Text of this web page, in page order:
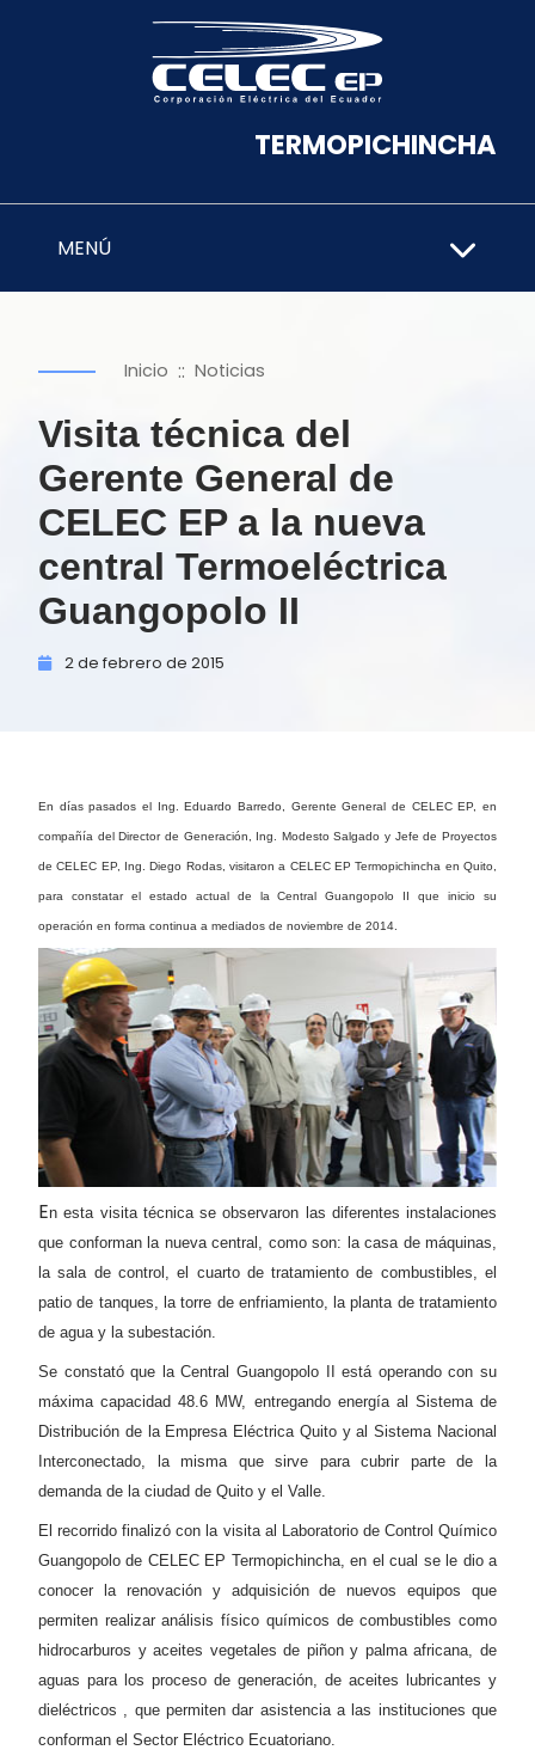
TERMOPICHINCHA
MENÚ
Inicio :: Noticias
Visita técnica del
Gerente General de
CELEC EP a la nueva
central Termoeléctrica
Guangopolo II
2 de febrero de 2015
En días pasados el Ing. Eduardo Barredo, Gerente General de CELEC EP, en
compañía del Director de Generación, Ing. Modesto Salgado y Jefe de Proyectos
de CELEC EP, Ing. Diego Rodas, visitaron a CELEC EP Termopichincha en Quito,
para constatar el estado actual de la Central Guangopolo II que inicio su
operación en forma continua a mediados de noviembre de 2014.
En esta visita técnica se observaron las diferentes instalaciones
que conforman la nueva central, como son: la casa de máquinas,
la sala de control, el cuarto de tratamiento de combustibles, el
patio de tanques, la torre de enfriamiento, la planta de tratamiento
de agua y la subestación.
Se constató que la Central Guangopolo II está operando con su
máxima capacidad 48.6 MW, entregando energía al Sistema de
Distribución de la Empresa Eléctrica Quito y al Sistema Nacional
Interconectado, la misma que sirve para cubrir parte de la
demanda de la ciudad de Quito y el Valle.
El recorrido finalizó con la visita al Laboratorio de Control Químico
Guangopolo de CELEC EP Termopichincha, en el cual se le dio a
conocer la renovación y adquisición de nuevos equipos que
permiten realizar análisis físico químicos de combustibles como
hidrocarburos y aceites vegetales de piñon y palma africana, de
aguas para los proceso de generación, de aceites lubricantes y
dieléctricos , que permiten dar asistencia a las instituciones que
conforman el Sector Eléctrico Ecuatoriano.